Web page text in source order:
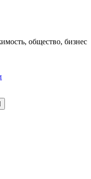
общество, бизнес